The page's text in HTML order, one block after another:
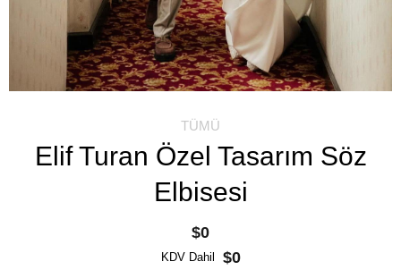
TÜMÜ
Elif Turan Özel Tasarım Söz
Elbisesi
$0
KDV Dahil $0